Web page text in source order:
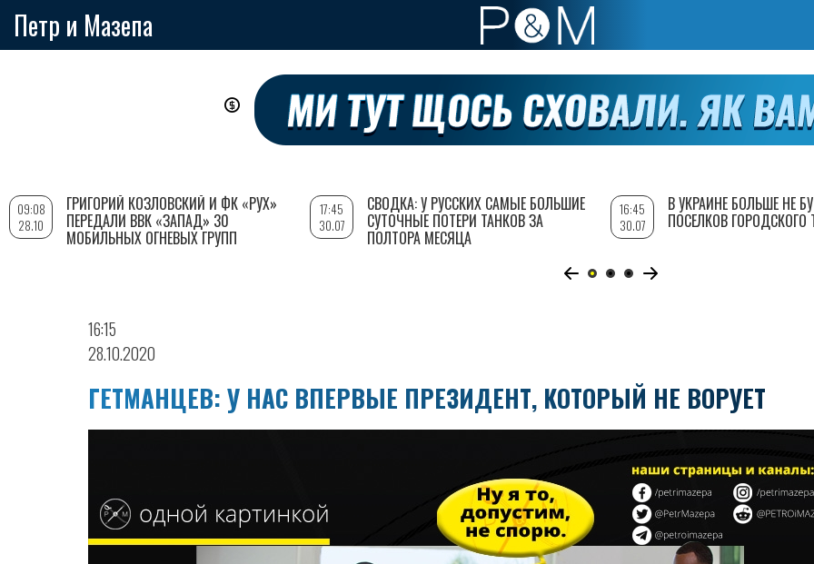
Петр и Мазепа
16:15
28.10.2020
ГЕТМАНЦЕВ: У НАС ВПЕРВЫЕ ПРЕЗИДЕНТ, КОТОРЫЙ НЕ ВОРУЕТ
09:08
28.10
ГРИГОРИЙ КОЗЛОВСКИЙ И ФК «РУХ»
ПЕРЕДАЛИ ВВК «ЗАПАД» 30
МОБИЛЬНЫХ ОГНЕВЫХ ГРУПП
17:45
30.07
СВОДКА: У РУССКИХ САМЫЕ БОЛЬШИЕ
СУТОЧНЫЕ ПОТЕРИ ТАНКОВ ЗА
ПОЛТОРА МЕСЯЦА
16:45
30.07
В УКРАИНЕ БОЛЬШЕ НЕ
ПОСЕЛКОВ ГОРОДСКОГО